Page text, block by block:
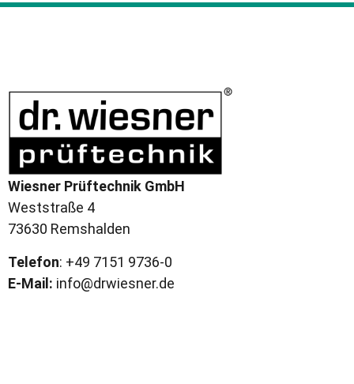
Wiesner Prüftechnik GmbH
Weststraße 4
73630 Remshalden
Telefon: +49 7151 9736-0
E-Mail: info@drwiesner.de